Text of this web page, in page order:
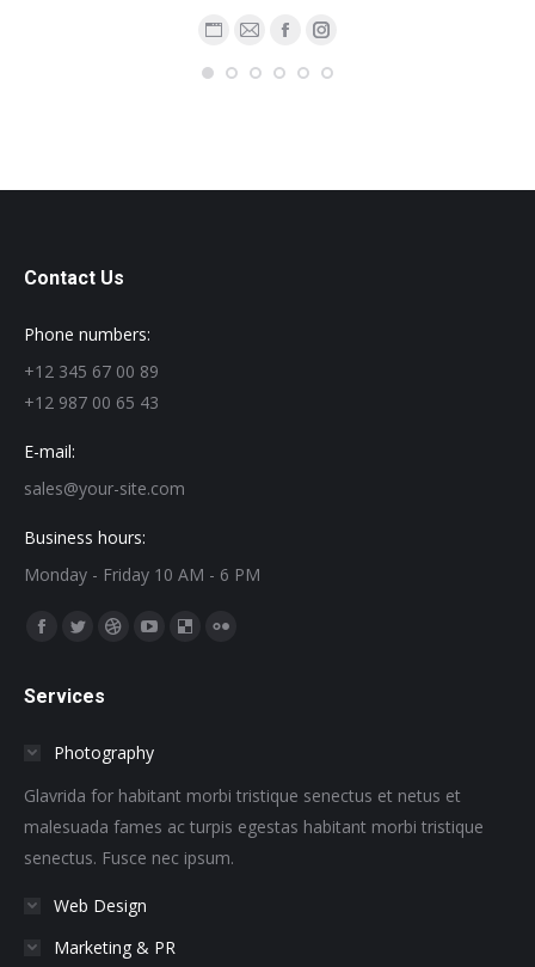
Personal
blog
E-
mail
FacebookInstagram
Contact Us
Phone numbers:
+12 345 67 00 89
+12 987 00 65 43
E-mail:
sales@your-site.com
Business hours:
Monday - Friday 10 AM - 6 PM
Find us on:
Facebook
opens
new
window
Twitter
opens
new
window
Dribbble
new
window
YouTube
new
window
Delicious
windowwindow
Services
Photography
Glavrida for habitant morbi tristique senectus et netus et
malesuada fames ac turpis egestas habitant morbi tristique
senectus. Fusce nec ipsum.
Web Design
Marketing & PR